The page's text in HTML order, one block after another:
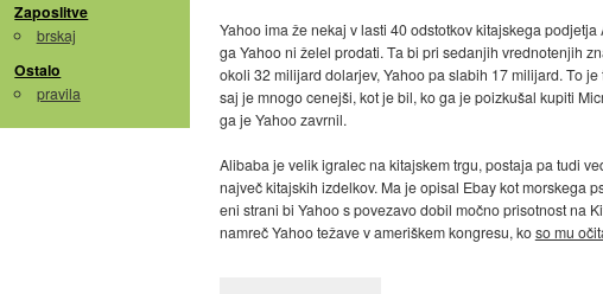
Zaposlitve
brskaj
Ostalo
pravila
Yahoo ima že nekaj v lasti 40 odstotkov kitajskega
ga Yahoo ni želel prodati. Ta bi pri sedanjih vrednotenjih
okoli 32 milijard dolarjev, Yahoo pa slabih 17 milijard. To
saj je mnogo cenejši, kot je bil, ko ga je poizkušal kupiti
ga je Yahoo zavrnil.
Alibaba je velik igralec na kitajskem trgu, postaja pa tudi
največ kitajskih izdelkov. Ma je opisal Ebay kot morskega
eni strani bi Yahoo s povezavo dobil močno prisotnost na
namreč Yahoo težave v ameriškem kongresu, koso mu